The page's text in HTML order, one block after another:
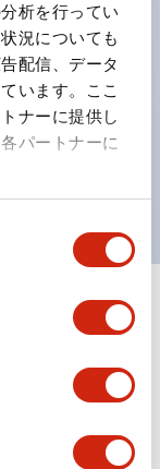
析を行ってい
況についても
配信、データ
います。ここ
ナーに提供し
パートナーに
示灯（角平形）
プ色の識別が
事態時の色表
識別可能に。
すべて展開 +